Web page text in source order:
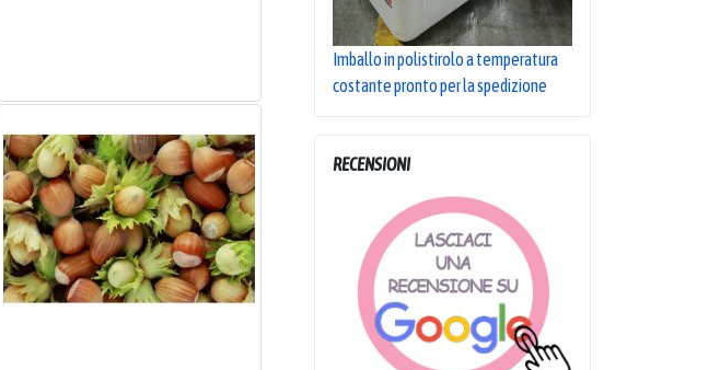
Imballo in polistirolo a temperatura
costante pronto per la spedizione
RECENSIONI